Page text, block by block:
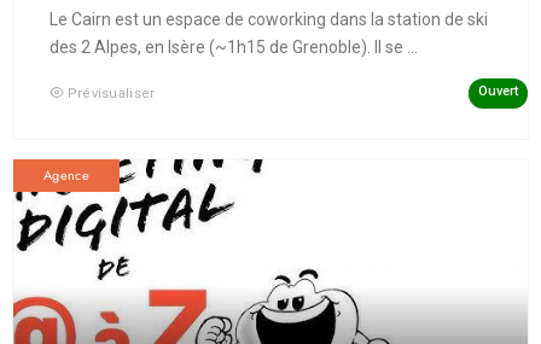
Le Cairn est un espace de coworking dans la station de ski
des 2 Alpes, en Isère (~1h15 de Grenoble). Il se ...
Prévisualiser Ouvert
Agence